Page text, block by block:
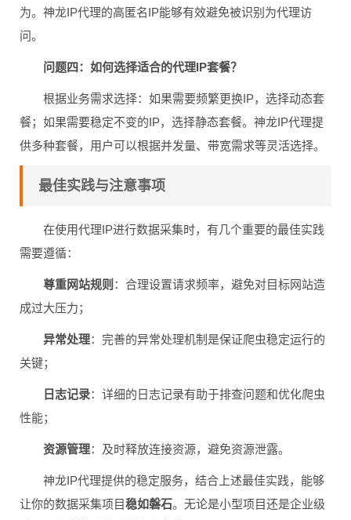
为。神龙IP代理的高匿名IP能够有效避免被识别为代理访
问。
问题四：如何选择适合的代理IP套餐？
根据业务需求选择：如果需要频繁更换IP，选择动态套
餐；如果需要稳定不变的IP，选择静态套餐。神龙IP代理提
供多种套餐，用户可以根据并发量、带宽需求等灵活选择。
最佳实践与注意事项
在使用代理IP进行数据采集时，有几个重要的最佳实践
需要遵循：
尊重网站规则 ：合理设置请求频率，避免对目标网站造
成过大压力；
异常处理：完善的异常处理机制是保证爬虫稳定运行的
关键；
日志记录：详细的日志记录有助于排查问题和优化爬虫
性能；
资源管理：及时释放连接资源，避免资源泄露。
神龙IP代理提供的稳定服务，结合上述最佳实践，能够
让你的数据采集项目稳如磐石。无论是小型项目还是企业级